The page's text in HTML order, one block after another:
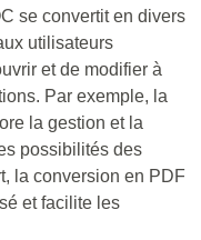
se convertit en divers
utilisateurs
et de modifier à
Par exemple, la
la gestion et la
possibilités des
la conversion en PDF
et facilite les